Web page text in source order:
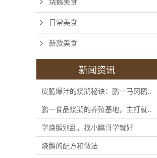
烧鹅美食
日常美食
新款美食
新闻资讯
皮脆爆汁的烧鹅秘诀：鹏一马冈鹅..
鹏一食品烧鹅的养殖基地，主打就..
学烧鹅别乱，找小鹏哥学就好
烧鹅的配方和做法